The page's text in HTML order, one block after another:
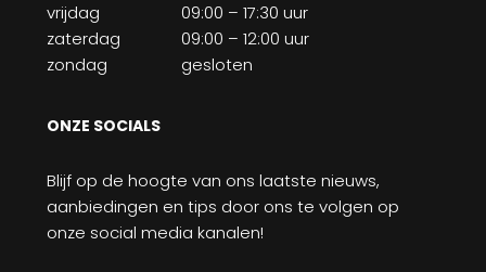
vrijdag
09:00 – 17:30 uur
zaterdag
09:00 – 12:00 uur
zondag
gesloten
ONZE SOCIALS
Blijf op de hoogte van ons laatste nieuws,
aanbiedingen en tips door ons te volgen op
onze social media kanalen!